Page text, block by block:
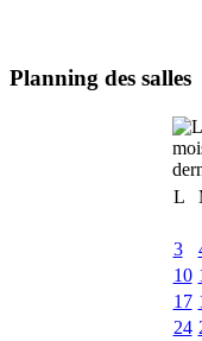
Planning des salles
L
3
10
17
24